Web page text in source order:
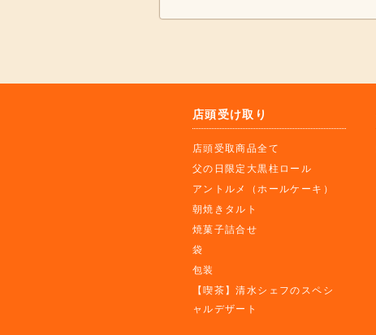
店頭受け取り
店頭受取商品全て
父の日限定大黒柱ロール
アントルメ（ホールケーキ）
朝焼きタルト
焼菓子詰合せ
袋
包装
【喫茶】清水シェフのスペシ
ャルデザート